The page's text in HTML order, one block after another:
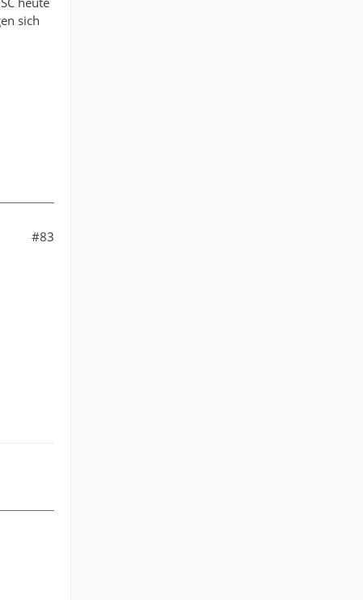
sich
#83